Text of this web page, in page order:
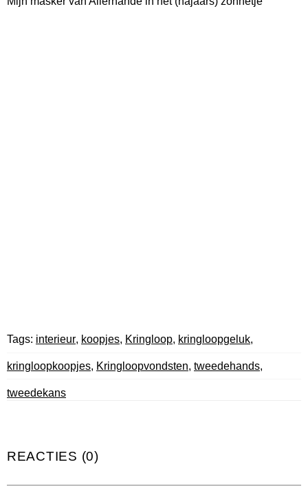
Tags: interieur, koopjes, Kringloop, kringloopgeluk,
kringloopkoopjes, Kringloopvondsten, tweedehands,
tweedekans
REACTIES (0)